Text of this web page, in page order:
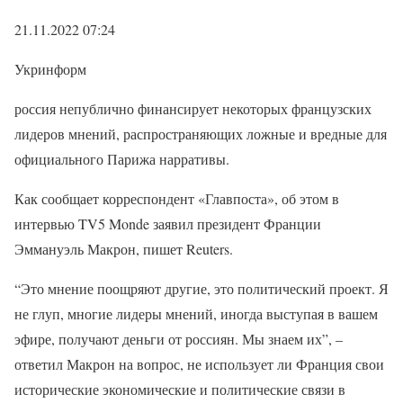
21.11.2022 07:24
Укринформ
россия непублично финансирует некоторых французских
лидеров мнений, распространяющих ложные и вредные для
официального Парижа нарративы.
Как сообщает корреспондент «Главпоста», об этом в
интервью TV5 Monde заявил президент Франции
Эммануэль Макрон, пишет Reuters.
“Это мнение поощряют другие, это политический проект. Я
не глуп, многие лидеры мнений, иногда выступая в вашем
эфире, получают деньги от россиян. Мы знаем их”, –
ответил Макрон на вопрос, не использует ли Франция свои
исторические экономические и политические связи в